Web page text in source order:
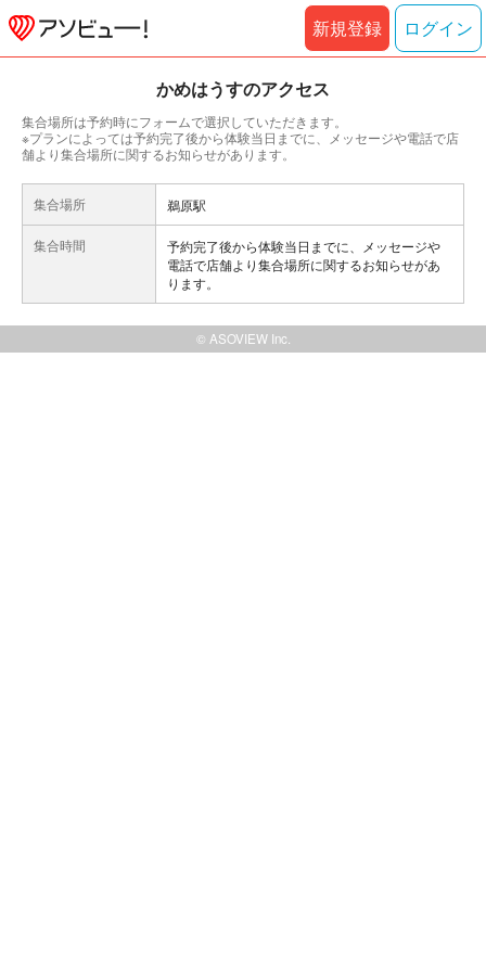
新規登録 ログイン
かめはうすのアクセス
集合場所は予約時にフォームで選択していただきます。
※プランによっては予約完了後から体験当日までに、メッセージや電話で店
舗より集合場所に関するお知らせがあります。
集合場所 鵜原駅
集合時間
予約完了後から体験当日までに、メッセージや
電話で店舗より集合場所に関するお知らせがあ
ります。
© ASOVIEW Inc.